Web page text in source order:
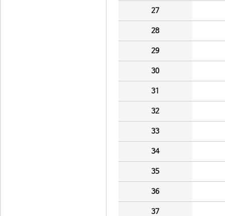
27
28
29
30
31
32
33
34
35
36
37